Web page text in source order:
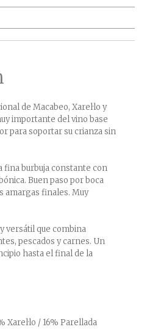
de Macabeo, Xarel·lo y
importante del vino base
para soportar su crianza sin
fina burbuja constante con
Buen paso por boca
amargas finales. Muy
versátil que combina
pescados y carnes. Un
hasta el final de la
Xarel·lo / 16% Parellada